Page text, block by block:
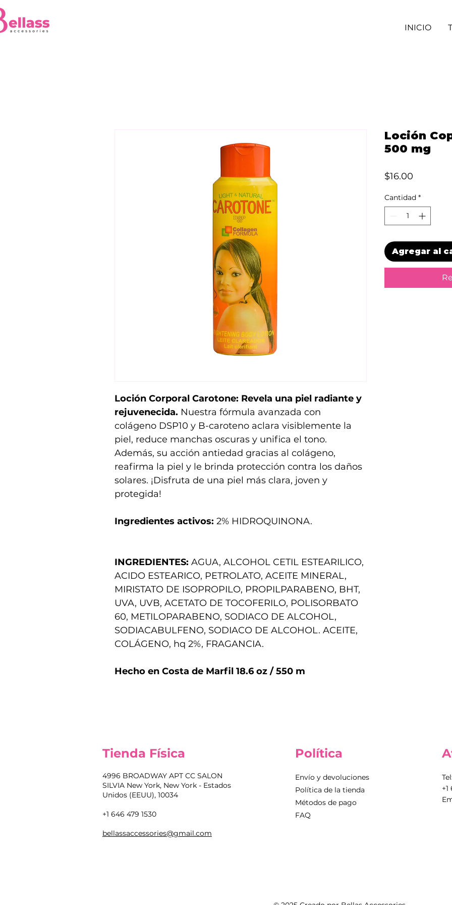
INICIO
Loción Corporal Carotone: Revela una piel radiante y
rejuvenecida. Nuestra fórmula avanzada con
colágeno DSP10 y B-caroteno aclara visiblemente la
piel, reduce manchas oscuras y unifica el tono.
Además, su acción antiedad gracias al colágeno,
reafirma la piel y le brinda protección contra los daños
solares. ¡Disfruta de una piel más clara, joven y
protegida!
Ingredientes activos: 2% HIDROQUINONA.
INGREDIENTES: AGUA, ALCOHOL CETIL ESTEARILICO,
ACIDO ESTEARICO, PETROLATO, ACEITE MINERAL,
MIRISTATO DE ISOPROPILO, PROPILPARABENO, BHT,
UVA, UVB, ACETATO DE TOCOFERILO, POLISORBATO
60, METILOPARABENO, SODIACO DE ALCOHOL,
SODIACABULFENO, SODIACO DE ALCOHOL. ACEITE,
COLÁGENO, hq 2%, FRAGANCIA.
Hecho en Costa de Marfil 18.6 oz / 550 m
Loción
500 mg
$16.00
Cantidad *
Agregar al
Tienda Física
4996 BROADWAY APT CC SALON
SILVIA New York, New York - Estados
Unidos (EEUU), 10034
+1 646 479 1530
bellassaccessories@gmail.com
Política
Envío y devoluciones
Política de la tienda
Métodos de pago
FAQ